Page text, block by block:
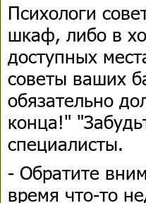
Психологи
шкаф, либо в
доступных
советы ваших
обязательно
конца!"
специалисты.
- Обратите
время что-то